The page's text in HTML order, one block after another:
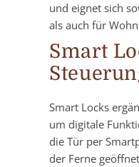
und eignet sich
als auch für
Smart
Smart Locks
um digitale
die Tür per
der Ferne